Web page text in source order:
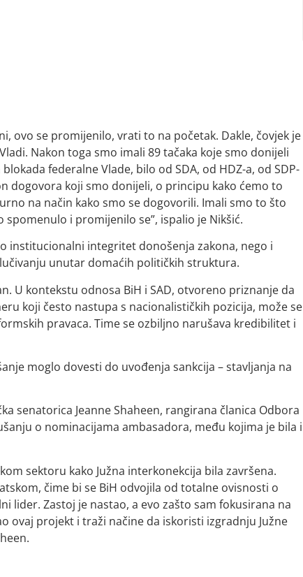
ovo se promijenilo, vrati to na početak. Dakle, čovjek je
Nakon toga smo imali 89 tačaka koje smo donijeli
federalne Vlade, bilo od SDA, od HDZ-a, od SDP-
dogovora koji smo donijeli, o principu kako ćemo to
na način kako smo se dogovorili. Imali smo to što
i promijenilo se”, ispalio je Nikšić.
institucionalni integritet donošenja zakona, nego i
unutar domaćih političkih struktura.
U kontekstu odnosa BiH i SAD, otvoreno priznanje da
koji često nastupa s nacionalističkih pozicija, može se
pravaca. Time se ozbiljno narušava kredibilitet i
moglo dovesti do uvođenja sankcija – stavljanja na
senatorica Jeanne Shaheen, rangirana članica Odbora
o nominacijama ambasadora, među kojima je bila i
sektoru kako Južna interkonekcija bila završena.
čime bi se BiH odvojila od totalne ovisnosti o
lider. Zastoj je nastao, a evo zašto sam fokusirana na
ovaj projekt i traži načine da iskoristi izgradnju Južne